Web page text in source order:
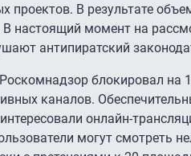
проектов. В результате
В настоящий момент на
антипиратский
блокировал на
каналов.
онлайн-
могут смотреть